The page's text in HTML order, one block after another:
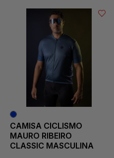
CAMISA CICLISMO
MAURO RIBEIRO
CLASSIC MASCULINA